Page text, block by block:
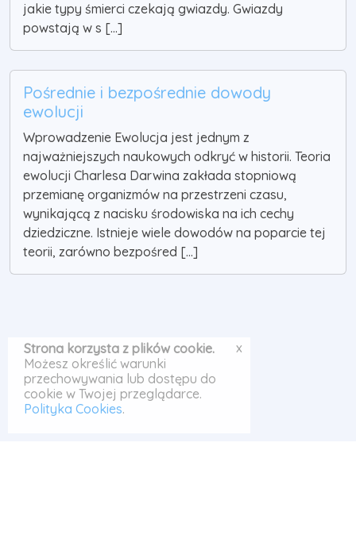
jakie typy śmierci czekają gwiazdy. Gwiazdy
powstają w s [...]
Pośrednie i bezpośrednie dowody
ewolucji
Wprowadzenie Ewolucja jest jednym z
najważniejszych naukowych odkryć w historii. Teoria
ewolucji Charlesa Darwina zakłada stopniową
przemianę organizmów na przestrzeni czasu,
wynikającą z nacisku środowiska na ich cechy
dziedziczne. Istnieje wiele dowodów na poparcie tej
teorii, zarówno bezpośred [...]
Strona korzysta z plików cookie.
Możesz określić warunki
przechowywania lub dostępu do
cookie w Twojej przeglądarce.
Polityka Cookies.
x